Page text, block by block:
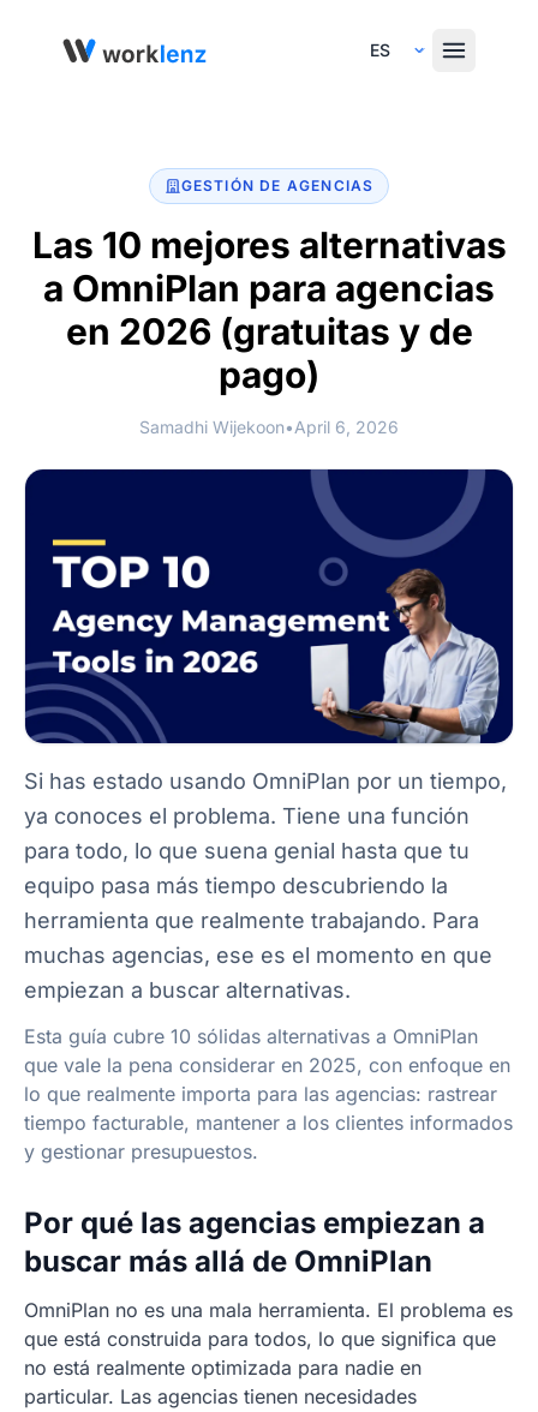
Select Language
GESTIÓN DE AGENCIAS
Las 10 mejores alternativas
a OmniPlan para agencias
en 2026 (gratuitas y de
pago)
Samadhi Wijekoon•April 6, 2026
Si has estado usando OmniPlan por un tiempo,
ya conoces el problema. Tiene una función
para todo, lo que suena genial hasta que tu
equipo pasa más tiempo descubriendo la
herramienta que realmente trabajando. Para
muchas agencias, ese es el momento en que
empiezan a buscar alternativas.
Esta guía cubre 10 sólidas alternativas a OmniPlan
que vale la pena considerar en 2025, con enfoque en
lo que realmente importa para las agencias: rastrear
tiempo facturable, mantener a los clientes informados
y gestionar presupuestos.
Por qué las agencias empiezan a
buscar más allá de OmniPlan
OmniPlan no es una mala herramienta. El problema es
que está construida para todos, lo que significa que
no está realmente optimizada para nadie en
particular. Las agencias tienen necesidades